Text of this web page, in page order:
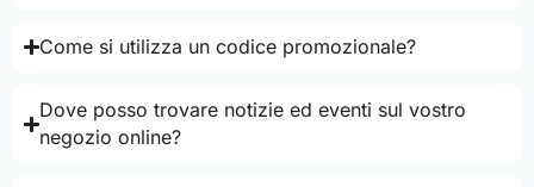
Come si utilizza un codice promozionale?
Dove posso trovare notizie ed eventi sul vostro
negozio online?